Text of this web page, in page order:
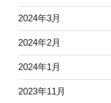
2024年3月
2024年2月
2024年1月
2023年11月